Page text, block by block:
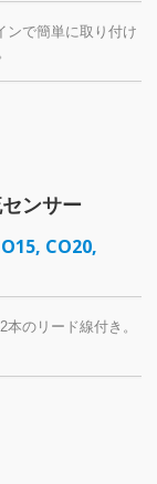
ンで簡単に取り付け
ンサー
CO20,
のリード線付き。